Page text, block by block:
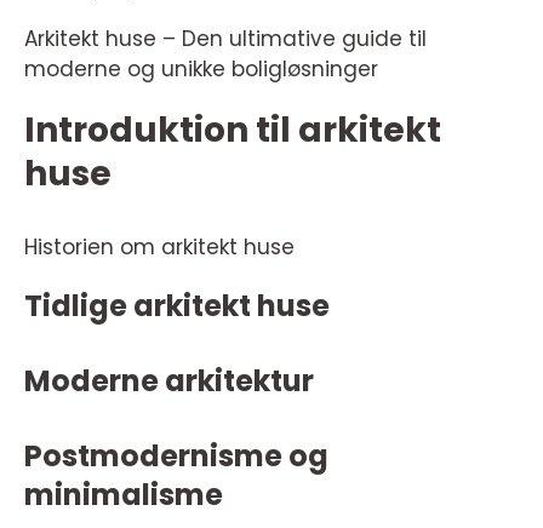
Arkitekt huse – Den ultimative guide til
moderne og unikke boligløsninger
Introduktion til arkitekt
huse
Historien om arkitekt huse
Tidlige arkitekt huse
Moderne arkitektur
Postmodernisme og
minimalisme